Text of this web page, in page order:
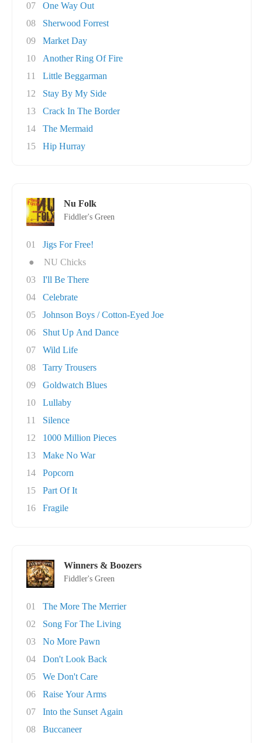
07
One Way Out
08
Sherwood Forrest
09
Market Day
10
Another Ring Of Fire
11
Little Beggarman
12
Stay By My Side
13
Crack In The Border
14
The Mermaid
15
Hip Hurray
Nu Folk
Fiddler's Green
01
Jigs For Free!
●
NU Chicks
03
I'll Be There
04
Celebrate
05
Johnson Boys / Cotton-Eyed Joe
06
Shut Up And Dance
07
Wild Life
08
Tarry Trousers
09
Goldwatch Blues
10
Lullaby
11
Silence
12
1000 Million Pieces
13
Make No War
14
Popcorn
15
Part Of It
16
Fragile
Winners & Boozers
Fiddler's Green
01
The More The Merrier
02
Song For The Living
03
No More Pawn
04
Don't Look Back
05
We Don't Care
06
Raise Your Arms
07
Into the Sunset Again
08
Buccaneer